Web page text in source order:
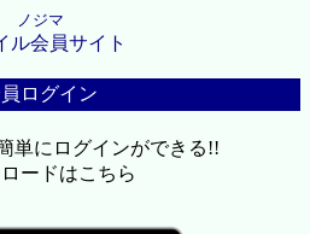
ノジマ
ル会員サイト
ログイン
単にログインができる!!
ードはこちら